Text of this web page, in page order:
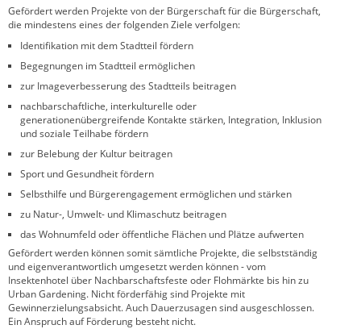
Gefördert werden Projekte von der Bürgerschaft für die Bürgerschaft,
die mindestens eines der folgenden Ziele verfolgen:
Identifikation mit dem Stadtteil fördern
Begegnungen im Stadtteil ermöglichen
zur Imageverbesserung des Stadtteils beitragen
nachbarschaftliche, interkulturelle oder
generationenübergreifende Kontakte stärken, Integration, Inklusion
und soziale Teilhabe fördern
zur Belebung der Kultur beitragen
Sport und Gesundheit fördern
Selbsthilfe und Bürgerengagement ermöglichen und stärken
zu Natur-, Umwelt- und Klimaschutz beitragen
das Wohnumfeld oder öffentliche Flächen und Plätze aufwerten
Gefördert werden können somit sämtliche Projekte, die selbstständig
und eigenverantwortlich umgesetzt werden können - vom
Insektenhotel über Nachbarschaftsfeste oder Flohmärkte bis hin zu
Urban Gardening. Nicht förderfähig sind Projekte mit
Gewinnerzielungsabsicht. Auch Dauerzusagen sind ausgeschlossen.
Ein Anspruch auf Förderung besteht nicht.